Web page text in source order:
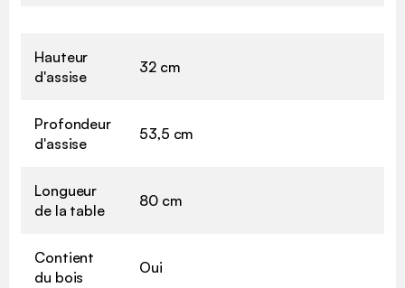
Hauteur
d'assise
32 cm
Profondeur
d'assise
53,5 cm
Longueur
de la table
80 cm
Contient
du bois
Oui